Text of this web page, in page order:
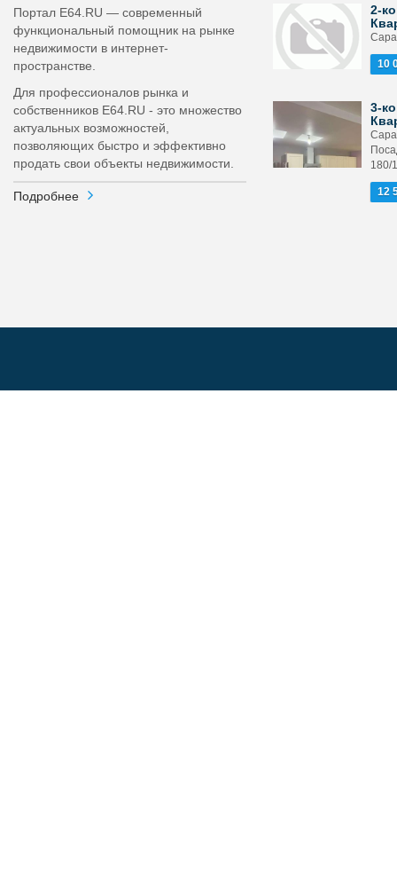
Портал E64.RU — современный
функциональный помощник на рынке
недвижимости в интернет-
пространстве.
Для профессионалов рынка и
собственников E64.RU - это множество
актуальных возможностей,
позволяющих быстро и эффективно
продать свои объекты недвижимости.
Подробнее
2-
10
3-
180/
12